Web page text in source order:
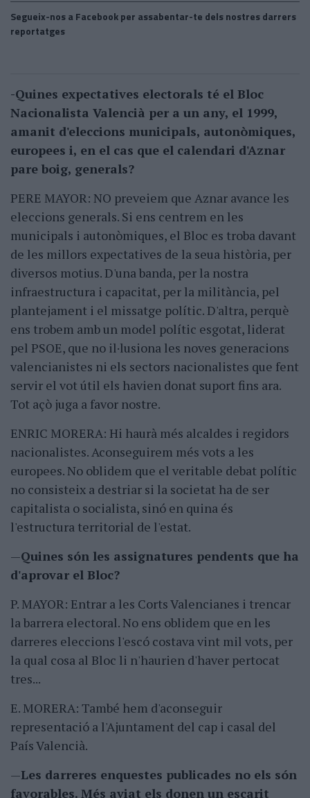
Segueix-nos a Facebook per assabentar-te dels nostres darrers
reportatges
-Quines expectatives electorals té el Bloc
Nacionalista Valencià per a un any, el 1999,
amanit d'eleccions municipals, autonòmiques,
europees i, en el cas que el calendari d'Aznar
pare boig, generals?
PERE MAYOR: NO preveiem que Aznar avance les
eleccions generals. Si ens centrem en les
municipals i autonòmiques, el Bloc es troba davant
de les millors expectatives de la seua història, per
diversos motius. D'una banda, per la nostra
infraestructura i capacitat, per la militància, pel
plantejament i el missatge polític. D'altra, perquè
ens trobem amb un model polític esgotat, liderat
pel PSOE, que no il·lusiona les noves generacions
valencianistes ni els sectors nacionalistes que fent
servir el vot útil els havien donat suport fins ara.
Tot açò juga a favor nostre.
ENRIC MORERA: Hi haurà més alcaldes i regidors
nacionalistes. Aconseguirem més vots a les
europees. No oblidem que el veritable debat polític
no consisteix a destriar si la societat ha de ser
capitalista o socialista, sinó en quina és
l'estructura territorial de l'estat.
—Quines són les assignatures pendents que ha
d'aprovar el Bloc?
P. MAYOR: Entrar a les Corts Valencianes i trencar
la barrera electoral. No ens oblidem que en les
darreres eleccions l'escó costava vint mil vots, per
la qual cosa al Bloc li n'haurien d'haver pertocat
tres...
E. MORERA: També hem d'aconseguir
representació a l'Ajuntament del cap i casal del
País Valencià.
—Les darreres enquestes publicades no els són
favorables. Més aviat els donen un escarit